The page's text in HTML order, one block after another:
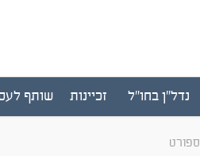
נדל"ן בחו"ל זכיינות שותף
ספורט